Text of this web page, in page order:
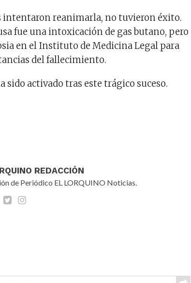
intentaron reanimarla, no tuvieron éxito.
fue una intoxicación de gas butano, pero
en el Instituto de Medicina Legal para
del fallecimiento.
sido activado tras este trágico suceso.
REDACCIÓN
de Periódico EL LORQUINO Noticias.